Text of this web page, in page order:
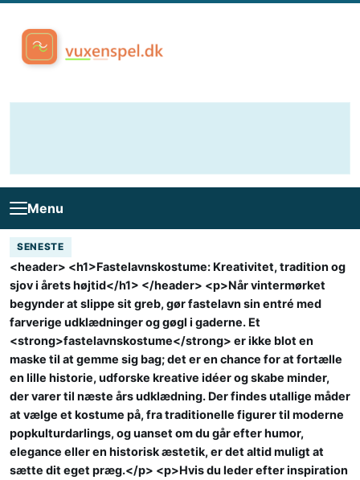
Menu
SENESTE
<header> <h1>Fastelavnskostume: Kreativitet, tradition og
sjov i årets højtid</h1> </header> <p>Når vintermørket
begynder at slippe sit greb, gør fastelavn sin entré med
farverige udklædninger og gøgl i gaderne. Et
<strong>fastelavnskostume</strong> er ikke blot en
maske til at gemme sig bag; det er en chance for at fortælle
en lille historie, udforske kreative idéer og skabe minder,
der varer til næste års udklædning. Der findes utallige måder
at vælge et kostume på, fra traditionelle figurer til moderne
popkulturdarlings, og uanset om du går efter humor,
elegance eller en historisk æstetik, er det altid muligt at
sætte dit eget præg.</p> <p>Hvis du leder efter inspiration